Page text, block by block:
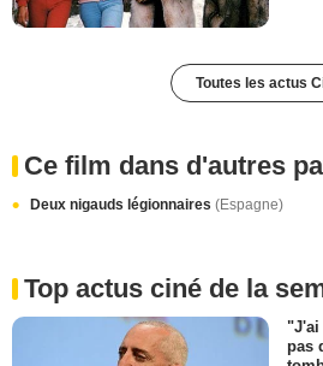
Toutes les actus
Ce film dans d'autres
Deux nigauds légionnaires (Espagne)
Top actus ciné de la
"J'ai
pas